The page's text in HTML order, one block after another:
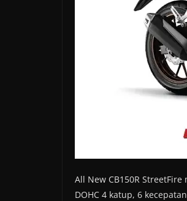
All New CB150R
DOHC 4 katup, 6